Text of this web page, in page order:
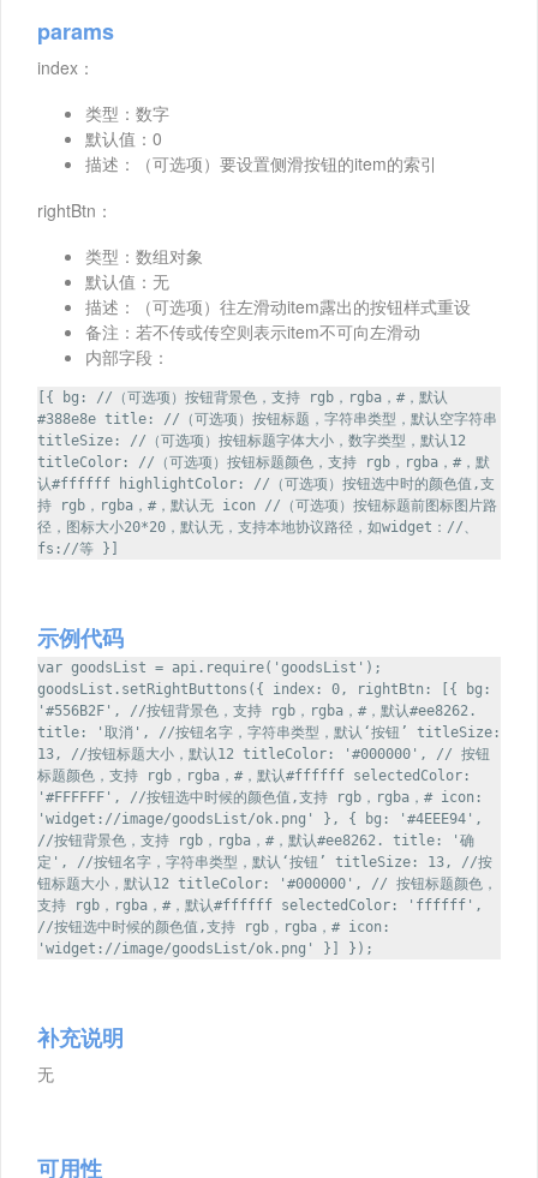
params
index：
类型：数字
默认值：0
描述：（可选项）要设置侧滑按钮的item的索引
rightBtn：
类型：数组对象
默认值：无
描述：（可选项）往左滑动item露出的按钮样式重设
备注：若不传或传空则表示item不可向左滑动
内部字段：
[{ bg: //（可选项）按钮背景色，支持 rgb，rgba，#，默认
#388e8e title: //（可选项）按钮标题，字符串类型，默认空字符串
titleSize: //（可选项）按钮标题字体大小，数字类型，默认12
titleColor: //（可选项）按钮标题颜色，支持 rgb，rgba，#，默
认#ffffff highlightColor: //（可选项）按钮选中时的颜色值,支
持 rgb，rgba，#，默认无 icon //（可选项）按钮标题前图标图片路
径，图标大小20*20，默认无，支持本地协议路径，如widget：//、
fs://等 }]
示例代码
var goodsList = api.require('goodsList');
goodsList.setRightButtons({ index: 0, rightBtn: [{ bg:
'#556B2F', //按钮背景色，支持 rgb，rgba，#，默认#ee8262.
title: '取消', //按钮名字，字符串类型，默认‘按钮’ titleSize:
13, //按钮标题大小，默认12 titleColor: '#000000', // 按钮
标题颜色，支持 rgb，rgba，#，默认#ffffff selectedColor:
'#FFFFFF', //按钮选中时候的颜色值,支持 rgb，rgba，# icon:
'widget://image/goodsList/ok.png' }, { bg: '#4EEE94',
//按钮背景色，支持 rgb，rgba，#，默认#ee8262. title: '确
定', //按钮名字，字符串类型，默认‘按钮’ titleSize: 13, //按
钮标题大小，默认12 titleColor: '#000000', // 按钮标题颜色，
支持 rgb，rgba，#，默认#ffffff selectedColor: 'ffffff',
//按钮选中时候的颜色值,支持 rgb，rgba，# icon:
'widget://image/goodsList/ok.png' }] });
补充说明
无
可用性